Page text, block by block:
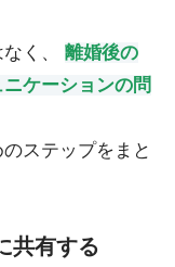
く、 離婚後の
ケーションの問
ステップをまと
共有する